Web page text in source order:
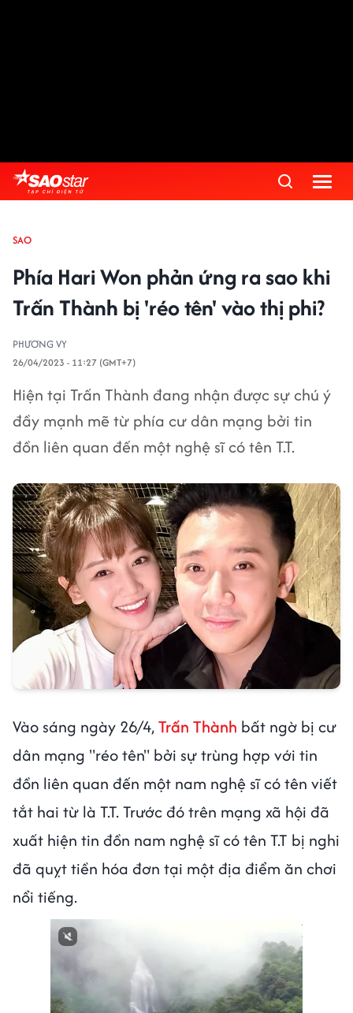
SAO
Phía Hari Won phản ứng ra sao khi
Trấn Thành bị 'réo tên' vào thị phi?
PHƯƠNG VY
26/04/2023 - 11:27 (GMT+7)
Hiện tại Trấn Thành đang nhận được sự chú ý
đầy mạnh mẽ từ phía cư dân mạng bởi tin
đồn liên quan đến một nghệ sĩ có tên T.T.
Vào sáng ngày 26/4,Trấn Thành bất ngờ bị cư
dân mạng "réo tên" bởi sự trùng hợp với tin
đồn liên quan đến một nam nghệ sĩ có tên viết
tắt hai từ là T.T. Trước đó trên mạng xã hội đã
xuất hiện tin đồn nam nghệ sĩ có tên T.T bị nghi
đã quỵt tiền hóa đơn tại một địa điểm ăn chơi
nổi tiếng.